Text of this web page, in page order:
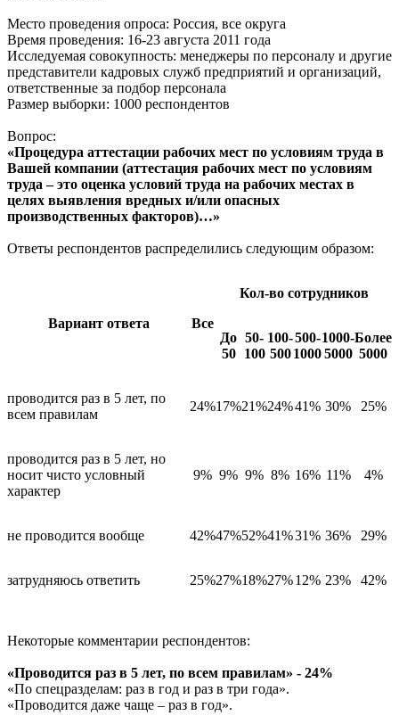
Место проведения опроса: Россия, все округа
Время проведения: 16-23 августа 2011 года
Исследуемая совокупность: менеджеры по персоналу и другие
представители кадровых служб предприятий и организаций,
ответственные за подбор персонала
Размер выборки: 1000 респондентов
Вопрос:
«Процедура аттестации рабочих мест по условиям труда в
Вашей компании (аттестация рабочих мест по условиям
труда – это оценка условий труда на рабочих местах в
целях выявления вредных и/или опасных
производственных факторов)…»
Ответы респондентов распределились следующим образом:
Вариант ответа Все
Кол-во сотрудников
До
50
50-
100
100-
500
500-
1000
1000-
5000
Более
5000
проводится раз в 5 лет, по
всем правилам
24%17%21%24%41% 30% 25%
проводится раз в 5 лет, но
носит чисто условный
характер
9% 9% 9% 8% 16% 11% 4%
не проводится вообще 42%47%52%41%31% 36% 29%
затрудняюсь ответить 25%27%18%27%12% 23% 42%
Некоторые комментарии респондентов:
«Проводится раз в 5 лет, по всем правилам» - 24%
«По спецразделам: раз в год и раз в три года».
«Проводится даже чаще – раз в год».